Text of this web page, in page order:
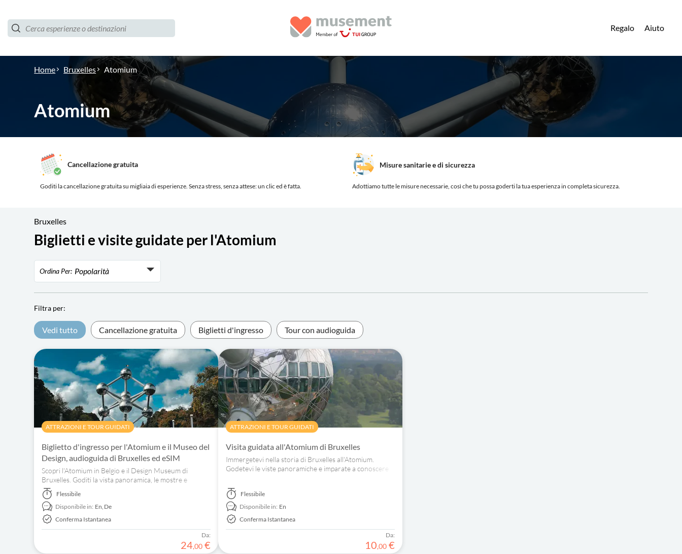
Regalo Aiuto
Home Bruxelles Atomium
Atomium
Cancellazione gratuita
Goditi la cancellazione gratuita su migliaia di esperienze. Senza stress, senza attese: un clic ed è fatta.
Misure sanitarie e di sicurezza
Adottiamo tutte le misure necessarie, così che tu possa goderti la tua esperienza in completa sicurezza.
Bruxelles
Biglietti e visite guidate per l'Atomium
Ordina Per: Popolarità
Prezzo più basso
Prezzo più alto
Filtra per:
Vedi tutto Cancellazione gratuita Biglietti d'ingresso Tour con audioguida
ATTRAZIONI E TOUR GUIDATI
Biglietto d'ingresso per l'Atomium e il Museo del
Design, audioguida di Bruxelles ed eSIM
Scopri l'Atomium in Belgio e il Design Museum di
Bruxelles. Goditi la vista panoramica, le mostre e
l'audioguida della città. Rimani connesso grazie all'eSIM
inclusa.Flessibile
Disponibile in: En,De
Conferma Istantanea
Da:
24,00 €
ATTRAZIONI E TOUR GUIDATI
Visita guidata all'Atomium di Bruxelles
Immergetevi nella storia di Bruxelles all'Atomium.
Godetevi le viste panoramiche e imparate a conoscere
Flessibile
Disponibile in: En
Conferma Istantanea
Da:
10,00 €